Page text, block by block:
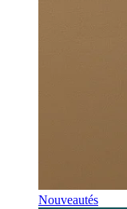
Nouveautés